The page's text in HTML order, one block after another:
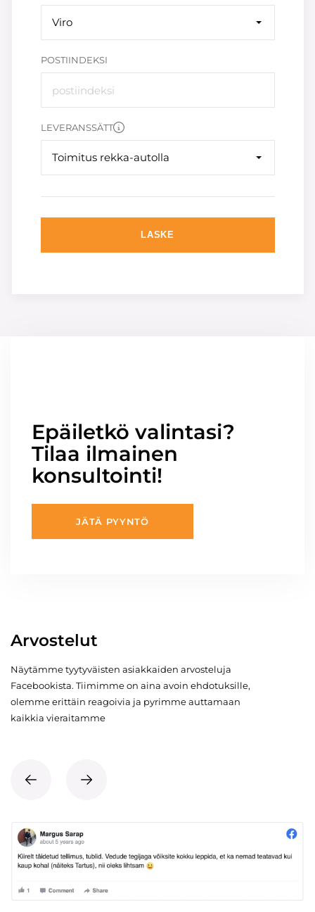
Viro
POSTIINDEKSI
LEVERANSSÄTT
Toimitus rekka-autolla
LASKE
Epäiletkö valintasi?
Tilaa ilmainen
konsultointi!
JÄTÄ PYYNTÖ
Arvostelut
Näytämme tyytyväisten asiakkaiden arvosteluja
Facebookista. Tiimimme on aina avoin ehdotuksille,
olemme erittäin reagoivia ja pyrimme auttamaan
kaikkia vieraitamme